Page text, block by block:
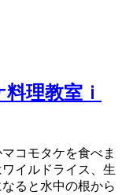
理教室ｉ
コモタケを食べま
イルドライス、生
ると水中の根から